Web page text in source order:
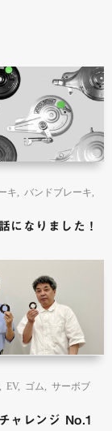
キ
バンドブレーキ
になりました！
EV, ゴム
サーボブ
ャレンジ No.1